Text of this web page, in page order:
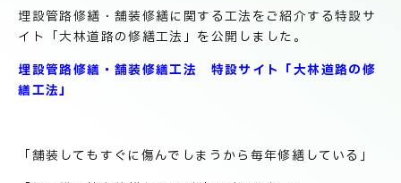
サステナビリティ
OUR WORKS
施工事例
TECHNICAL INFORMATION
埋設管路修繕・舗装修繕に関する工法をご紹介する特設サ
イト「大林道路の修繕工法」を公開しました。
埋設管路修繕・舗装修繕工法 特設サイト「大林道路の修
繕工法」
「舗装してもすぐに傷んでしまうから毎年修繕している」